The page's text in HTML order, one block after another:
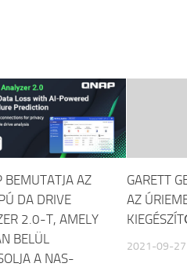
BEMUTATJA AZ
DA DRIVE
2.0-T, AMELY
BELÜL
A NAS-
GARETT
AZ
2021-09-27